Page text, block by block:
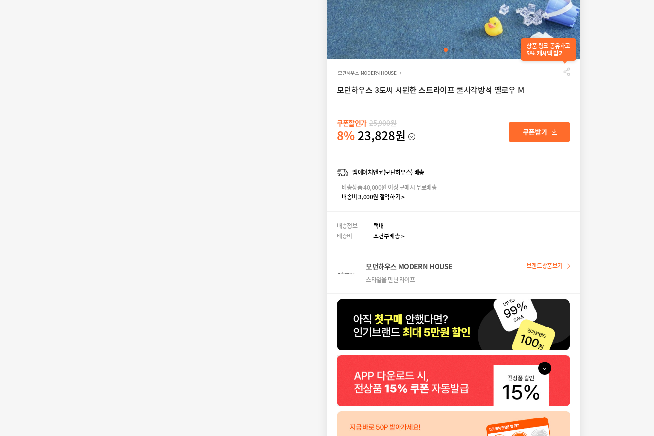
상품 링크 공유하고
5% 캐시백 받기
모던하우스 MODERN HOUSE
모던하우스 3도씨 시원한 스트라이프 쿨사각방석 옐로우 M
쿠폰할인가 25,900원
8% 23,828원
엠에이치앤코(모던하우스) 배송
배송상품 40,000원 이상 구매시 무료배송
배송비 3,000원 절약하기 >
배송정보
택배
배송비
조건부배송 >
모던하우스 MODERN HOUSE
스타일을 만난 라이프
브랜드상품보기